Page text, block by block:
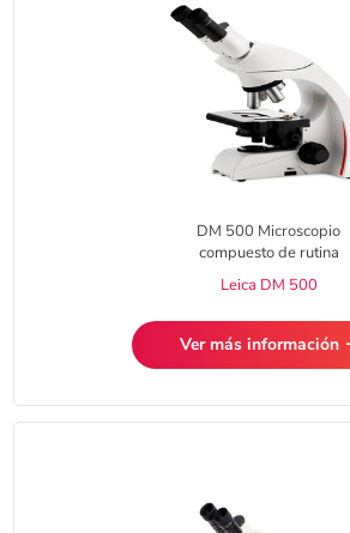
DM 500 Microscopio
compuesto de rutina
Leica DM 500
Ver más información